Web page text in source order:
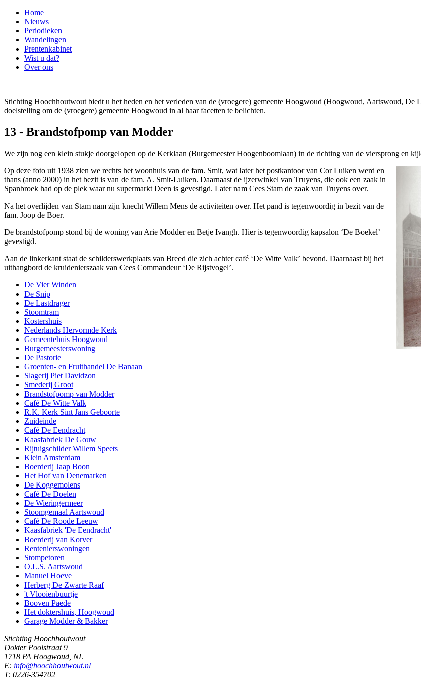
Home
Nieuws
Periodieken
Wandelingen
Prentenkabinet
Wist u dat?
Over ons
Stichting Hoochhoutwout biedt u het heden en het verleden van de (vroegere) gemeente Hoogwoud (Hoogwoud, Aartswoud,
doelstelling om de (vroegere) gemeente Hoogwoud in al haar facetten te belichten.
13 - Brandstofpomp van Modder
We zijn nog een klein stukje doorgelopen op de Kerklaan (Burgemeester Hoogenboomlaan) in de richting van de viersprong en
Op deze foto uit 1938 zien we rechts het woonhuis van de fam. Smit, wat later het postkantoor van Cor Luiken werd en
thans (anno 2000) in het bezit is van de fam. A. Smit-Luiken. Daarnaast de ijzerwinkel van Truyens, die ook een zaak in
Spanbroek had op de plek waar nu supermarkt Deen is gevestigd. Later nam Cees Stam de zaak van Truyens over.
Na het overlijden van Stam nam zijn knecht Willem Mens de activiteiten over. Het pand is tegenwoordig in bezit van de
fam. Joop de Boer.
De brandstofpomp stond bij de woning van Arie Modder en Betje Ivangh. Hier is tegenwoordig kapsalon ‘De Boekel’
gevestigd.
Aan de linkerkant staat de schilderswerkplaats van Breed die zich achter café ‘De Witte Valk’ bevond. Daarnaast bij het
uithangbord de kruidenierszaak van Cees Commandeur ‘De Rijstvogel’.
De Vier Winden
De Snip
De Lastdrager
Stoomtram
Kostershuis
Nederlands Hervormde Kerk
Gemeentehuis Hoogwoud
Burgemeesterswoning
De Pastorie
Groenten- en Fruithandel De Banaan
Slagerij Piet Davidzon
Smederij Groot
Brandstofpomp van Modder
Café De Witte Valk
R.K. Kerk Sint Jans Geboorte
Zuideinde
Café De Eendracht
Kaasfabriek De Gouw
Rijtuigschilder Willem Speets
Klein Amsterdam
Boerderij Jaap Boon
Het Hof van Denemarken
De Koggemolens
Café De Doelen
De Wieringermeer
Stoomgemaal Aartswoud
Café De Roode Leeuw
Kaasfabriek 'De Eendracht'
Boerderij van Korver
Rentenierswoningen
Stompetoren
O.L.S. Aartswoud
Manuel Hoeve
Herberg De Zwarte Raaf
't Vlooienbuurtje
Booven Paede
Het doktershuis, Hoogwoud
Garage Modder & Bakker
Stichting Hoochhoutwout
Dokter Poolstraat 9
1718 PA Hoogwoud, NL
E: info@hoochhoutwout.nl
T: 0226-354702